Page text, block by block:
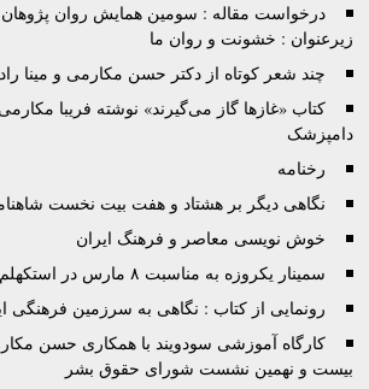
درخواست مقاله : سومین همایش روان
زیرعنوان : خشونت و روان ما
چند شعر کوتاه از دکتر حسن مکارمی و مینا راد
کتاب «غازها گاز می‌گيرند» نوشته فريبا
دامپزشک
رخنامه
نگاهی دیگر بر هشتاد و هفت بیت نخست
خوش نویسی معاصر و فرهنگ ایران
سمینار یکروزه‌ به‌ مناسبت ۸ مارس در استکهلم
رونمایی از کتاب : نگاهی به سرزمین فرهنگی
کارگاه آموزشی سودويند با همکاری حسن
بيست و نهمين نشست شورای حقوق بشر